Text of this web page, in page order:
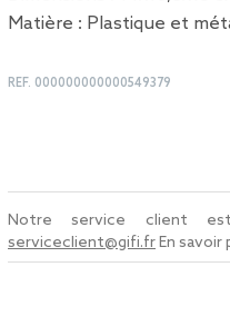
Matière : Plastique et
REF. 000000000000549379
Notre service client
serviceclient@gifi.frEn savoir